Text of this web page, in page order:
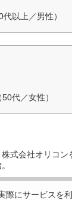
以上／男性）
代／女性）
式会社オリコ
際にサービスを